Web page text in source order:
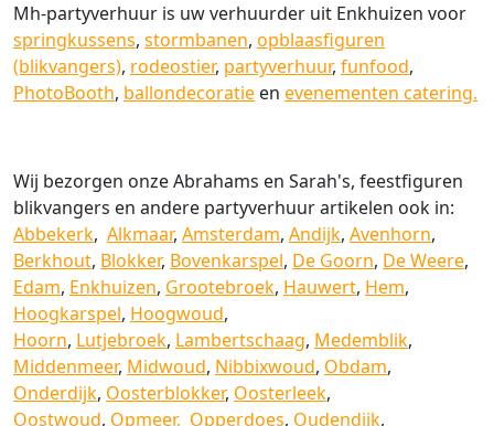
Mh-partyverhuur is uw verhuurder uit Enkhuizen voor
springkussens, stormbanen, opblaasfiguren
(blikvangers), rodeostier, partyverhuur, funfood,
PhotoBooth, ballondecoratie en evenementen catering.
Wij bezorgen onze Abrahams en Sarah's, feestfiguren
blikvangers en andere partyverhuur artikelen ook in:
Abbekerk, Alkmaar, Amsterdam, Andijk, Avenhorn,
Berkhout, Blokker, Bovenkarspel, De Goorn, De Weere,
Edam, Enkhuizen, Grootebroek, Hauwert, Hem,
Hoogkarspel, Hoogwoud,
Hoorn, Lutjebroek, Lambertschaag, Medemblik,
Middenmeer, Midwoud, Nibbixwoud, Obdam,
Onderdijk, Oosterblokker, Oosterleek,
Oostwoud, Opmeer, Opperdoes, Oudendijk,